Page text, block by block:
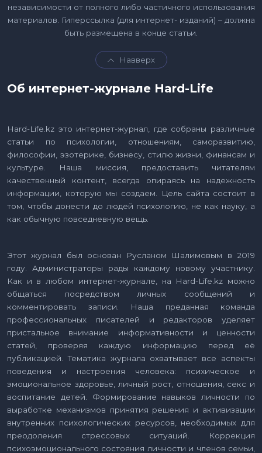
независимости от полного либо частичного использования
материалов. Гиперссылка (для интернет- изданий) – должна
быть размещена в конце статьи.
Навверх
Об интернет-журнале Hard-Life
Hard-Life.kz это интернет-журнал, где собраны различные
статьи по психологии, отношениям, саморазвитию,
философии, эзотерике, бизнесу, стилю жизни, финансам и
культуре. Наша миссия, предоставить читателям
качественный контент, всегда опираясь на надежность
информации, которую мы создаем. Цель сайта состоит в
том, чтобы донести до людей психологию, не как науку, а
как обычную повседневную вещь.
Этот журнал был основан Русланом Шалимовым в 2019
году. Администраторы рады каждому новому участнику.
Как и в любом интернет-журнале, на Hard-Life.kz можно
общаться посредством личных сообщений и
комментировать записи. Наша преданная команда
профессиональных писателей и редакторов уделяет
пристальное внимание информативности и ценности
статей, проверяя каждую информацию перед её
публикацией. Тематика журнала охватывает все аспекты
поведения и настроения человека: психическое и
эмоциональное здоровье, личный рост, отношения, секс и
воспитание детей. Формирование навыков личности по
выработке механизмов принятия решения и активизации
внутренних психологических ресурсов, необходимых для
преодоления стрессовых ситуаций. Коррекция
психоэмоционального состояния личности и членов семьи,